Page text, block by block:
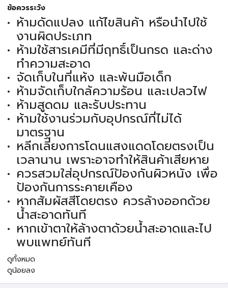
ข้อควรระวัง
ห้ามดัดแปลง แก้ไขสินค้า หรือนำไปใช้
งานผิดประเภท
ห้ามใช้สารเคมีที่มีฤทธิ์เป็นกรด และด่าง
ทำความสะอาด
จัดเก็บในที่แห้ง และพ้นมือเด็ก
ห้ามจัดเก็บใกล้ความร้อน และเปลวไฟ
ห้ามสูดดม และรับประทาน
ห้ามใช้งานร่วมกับอุปกรณ์ที่ไม่ได้
มาตรฐาน
หลีกเลี่ยงการโดนแสงแดดโดยตรงเป็น
เวลานาน เพราะอาจทำให้สินค้าเสียหาย
ควรสวมใส่อุปกรณ์ป้องกันผิวหนัง เพื่อ
ป้องกันการระคายเคือง
หากสัมผัสสีโดยตรง ควรล้างออกด้วย
น้ำสะอาดทันที
หากเข้าตาให้ล้างตาด้วยน้ำสะอาดและไป
พบแพทย์ทันที
ดูทั้งหมด
ดูน้อยลง